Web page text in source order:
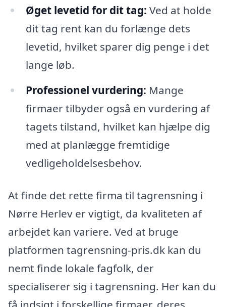
Øget levetid for dit tag: Ved at holde
dit tag rent kan du forlænge dets
levetid, hvilket sparer dig penge i det
lange løb.
Professionel vurdering: Mange
firmaer tilbyder også en vurdering af
tagets tilstand, hvilket kan hjælpe dig
med at planlægge fremtidige
vedligeholdelsesbehov.
At finde det rette firma til tagrensning i
Nørre Herlev er vigtigt, da kvaliteten af
arbejdet kan variere. Ved at bruge
platformen tagrensning-pris.dk kan du
nemt finde lokale fagfolk, der
specialiserer sig i tagrensning. Her kan du